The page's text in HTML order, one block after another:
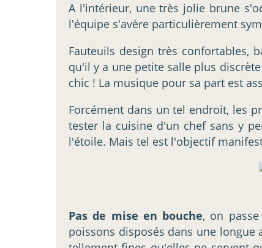
A l'intérieur, une très jolie brune
l'équipe s'avère particulièrement
Fauteuils design très confortables,
qu'il y a une petite salle plus
chic ! La musique pour sa part est
Forcément dans un tel endroit, les
tester la cuisine d'un chef sans y
l'étoile. Mais tel est l'objectif
Pas de mise en bouche, on
poissons disposés dans une longue